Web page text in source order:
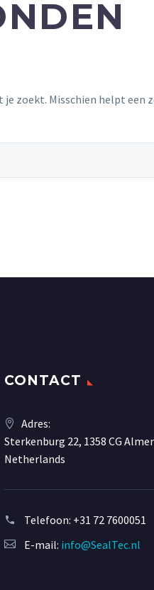
zoekt. Misschien helpt een
CONTACT
Adres:
Sterkenburg 22, 1358 CG
Netherlands
Telefoon: +31 72 7600051
E-mail: info@SealTec.nl